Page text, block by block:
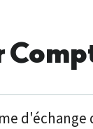
d'échange